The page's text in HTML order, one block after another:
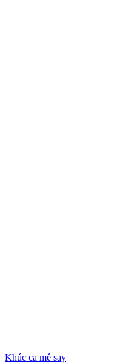
Khúc ca mê say